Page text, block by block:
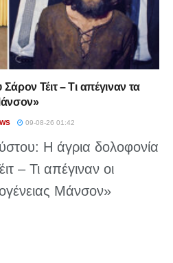
Τέιτ – Τι απέγιναν τα
09-08-26 01:42
Η άγρια δολοφονία
– Τι απέγιναν οι
Μάνσον»